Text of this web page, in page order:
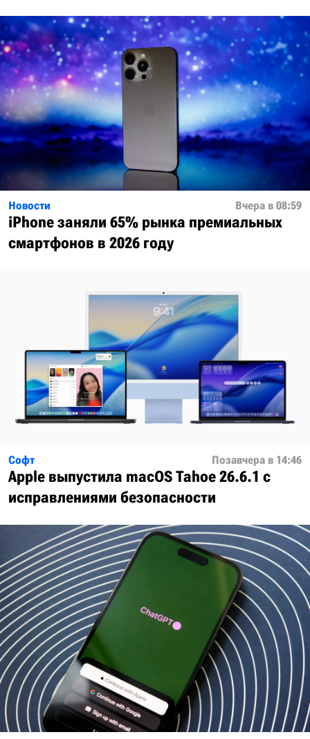
Новости Вчера в 08:59
iPhone заняли 65% рынка премиальных
смартфонов в 2026 году
Софт Позавчера в 14:46
Apple выпустила macOS Tahoe 26.6.1 с
исправлениями безопасности